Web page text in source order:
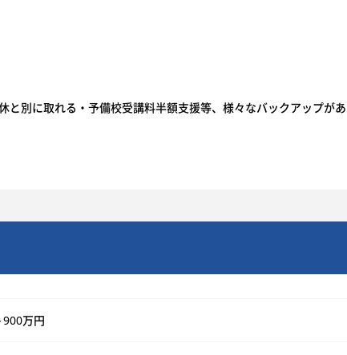
と別に取れる・予備校受講料半額支援等、様々なバックアップがあ
万円